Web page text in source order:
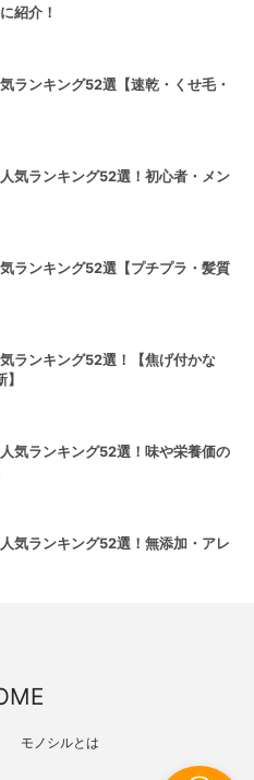
紹介！
ランキング52選【速乾・くせ毛・
気ランキング52選！初心者・メン
ランキング52選【プチプラ・髪質
ランキング52選！【焦げ付かな
気ランキング52選！味や栄養価の
気ランキング52選！無添加・アレ
モノシルとは